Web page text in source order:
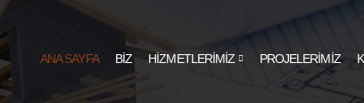
ANA SAYFA BİZ HİZMETLERİMİZ PROJELERİMİZ